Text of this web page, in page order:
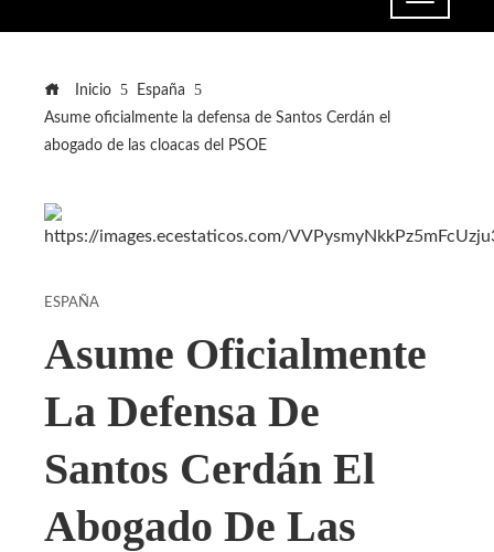
Inicio
España
Asume oficialmente la defensa de Santos Cerdán el
abogado de las cloacas del PSOE
ESPAÑA
Asume Oficialmente
La Defensa De
Santos Cerdán El
Abogado De Las